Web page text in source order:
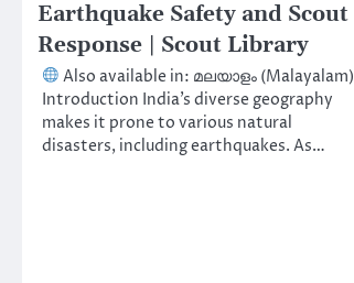
Earthquake Safety and Scout
Response | Scout Library
Also available in: മലയാളം (Malayalam)
Introduction India’s diverse geography
makes it prone to various natural
disasters, including earthquakes. As…